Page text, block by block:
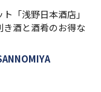
「浅野日本酒店」
き酒と酒肴のお得な